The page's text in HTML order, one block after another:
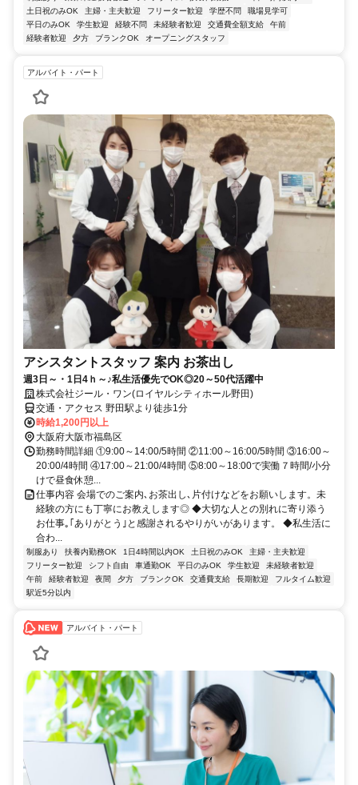
土日祝のみOK
主婦・主夫歓迎 フリーター歓迎 学歴不問
職場見学可
平日のみOK
学生歓迎 経験不問 未経験者歓迎 交通費全額支給
午前
経験者歓迎
夕方 ブランクOK オープニングスタッフ
アルバイト・パート
アシスタントスタッフ 案内 お茶出し
週3日～・1日4ｈ～♪私生活優先でOK◎20～50代活躍中
株式会社ジール・ワン(ロイヤルシティホール野田)
交通・アクセス 野田駅より徒歩1分
時給1,200円以上
大阪府大阪市福島区
勤務時間詳細 ①9:00～14:00/5時間 ②11:00～16:00/5時間 ③16:00～
20:00/4時間 ④17:00～21:00/4時間 ⑤8:00～18:00で実働７時間/小分
けで昼食休憩...
仕事内容 会場でのご案内､お茶出し､片付けなどをお願いします。未
経験の方にも丁寧にお教えします◎ ◆大切な人との別れに寄り添う
お仕事｡｢ありがとう｣と感謝されるやりがいがあります。 ◆私生活に
合わ...
制服あり 扶養内勤務OK 1日4時間以内OK 土日祝のみOK
主婦・主夫歓迎
フリーター歓迎
シフト自由 車通勤OK 平日のみOK 学生歓迎
未経験者歓迎
午前
経験者歓迎 夜間 夕方 ブランクOK 交通費支給 長期歓迎
フルタイム歓迎
駅近5分以内
アルバイト・パート